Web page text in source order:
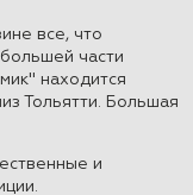
все, что
части
находится
Тольятти. Большая
и